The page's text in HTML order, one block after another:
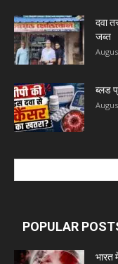
दवा
जब्त
ब्लड
POPULAR
भारत